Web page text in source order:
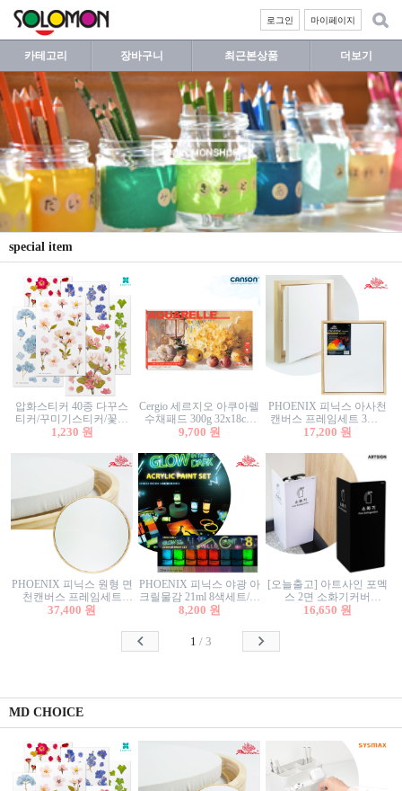
마이페이지
로그인
카테고리 장바구니 최근본상품 더보기
special item
압화스티커 40종 다꾸스
티커/꾸미기스티커/꽃스
티커/압화꽃책갈피/팬시
1,230 원
Cergio 세르지오 아쿠아렐
수채패드 300g 32x18cm
12매 1면제본
9,700 원
PHOENIX 피닉스 아사천
캔버스 프레임세트 3호F
27.3x22cm 캔버스와 올림
17,200 원
PHOENIX 피닉스 원형 면
천캔버스 프레임세트
40cm/원형캔버스/플로팅
37,400 원
PHOENIX 피닉스 야광 아
크릴물감 21ml 8색세트/야
광물감
8,200 원
[오늘출고] 아트사인 포멕
스 2면 소화기커버
1470/1471/소화기커버/소
함/소화기거치대/소화기
16,650 원
1 / 3
MD CHOICE